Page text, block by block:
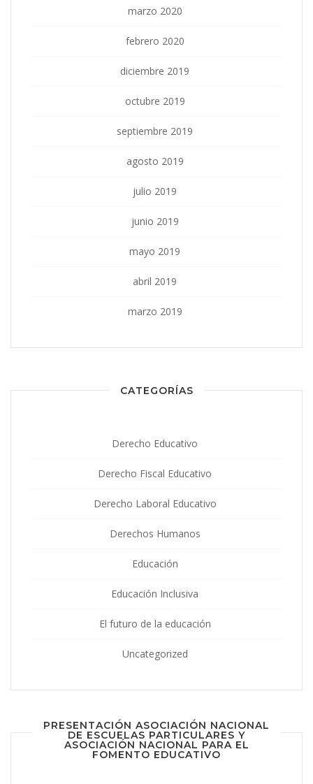
marzo 2020
febrero 2020
diciembre 2019
octubre 2019
septiembre 2019
agosto 2019
julio 2019
junio 2019
mayo 2019
abril 2019
marzo 2019
CATEGORÍAS
Derecho Educativo
Derecho Fiscal Educativo
Derecho Laboral Educativo
Derechos Humanos
Educación
Educación Inclusiva
El futuro de la educación
Uncategorized
PRESENTACIÓN ASOCIACIÓN NACIONAL
DE ESCUELAS PARTICULARES Y
ASOCIACIÓN NACIONAL PARA EL
FOMENTO EDUCATIVO